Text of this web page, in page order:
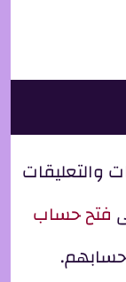
والتعليقات
فتح حساب